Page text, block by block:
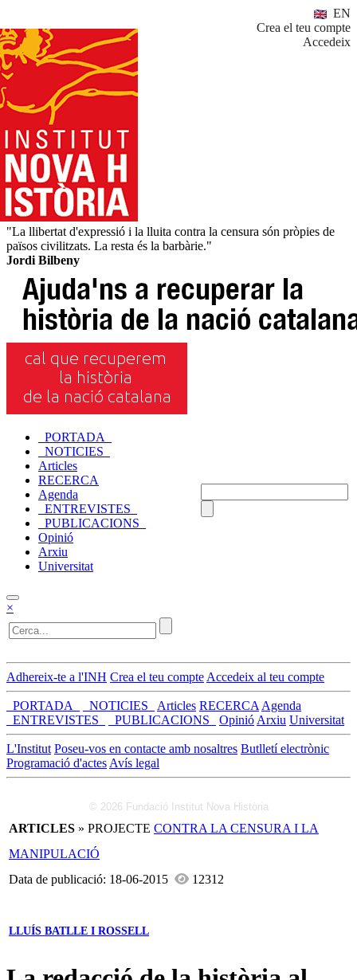
EN
Crea el teu compte
Accedeix
"La llibertat d'expressió i la lluita contra la censura són pròpies de
països civilitzats. La resta és la barbàrie."
Jordi Bilbeny
_PORTADA_
_NOTICIES_
Articles
RECERCA
Agenda
_ENTREVISTES_
_PUBLICACIONS_
Opinió
Arxiu
Universitat
×
Adhereix-te a l'INH Crea el teu compte Accedeix al teu compte
_PORTADA_ _NOTICIES_ Articles RECERCA Agenda
_ENTREVISTES_
_PUBLICACIONS_ Opinió Arxiu Universitat
L'Institut Poseu-vos en contacte amb nosaltres Butlletí electrònic
Programació d'actes Avís legal
© 2026 Fundació Institut Nova Història
ARTICLES » PROJECTE CONTRA LA CENSURA I LA
MANIPULACIÓ
Data de publicació: 18-06-2015
12312
LLUÍS BATLLE I ROSSELL